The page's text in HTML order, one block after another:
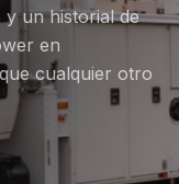
y un historial de
en
cualquier otro